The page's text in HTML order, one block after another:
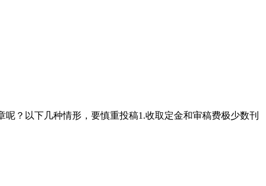
？以下几种情形，要慎重投稿1.收取定金和审稿费极少数刊